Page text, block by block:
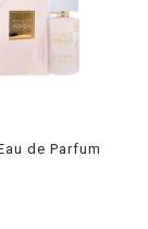
de Parfum